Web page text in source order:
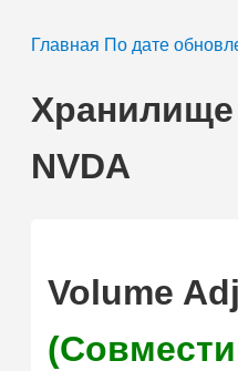
Главная По дате
NVDA
Volume